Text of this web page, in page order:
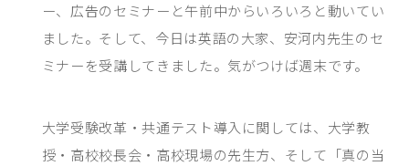
ー、広告のセミナーと午前中からいろいろと動いてい
ました。そして、今日は英語の大家、安河内先生のセ
ミナーを受講してきました。気がつけば週末です。
大学受験改革・共通テスト導入に関しては、大学教
授・高校校長会・高校現場の先生方、そして「真の当